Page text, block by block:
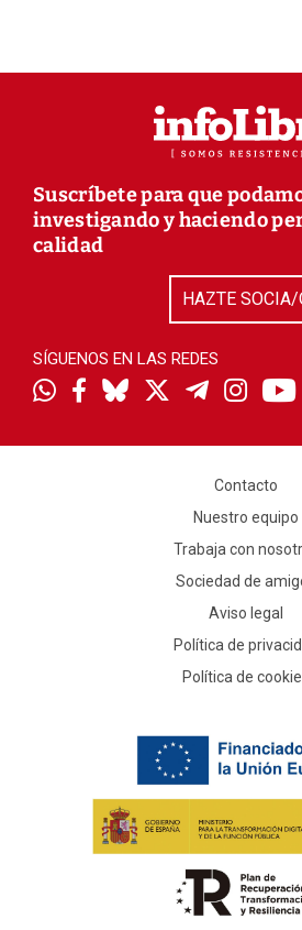
Suscríbete para que
investigando y haciendo
calidad
HAZTE SOCIA/
SÍGUENOS EN LAS REDES
Contacto
Nuestro equipo
Trabaja con
Sociedad de
Aviso legal
Política de
Política de